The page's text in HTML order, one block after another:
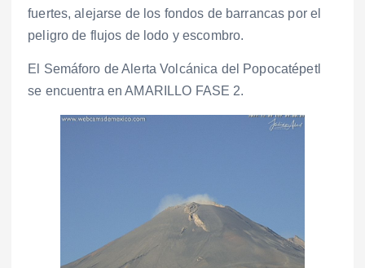
fuertes, alejarse de los fondos de barrancas por el
peligro de flujos de lodo y escombro.
El Semáforo de Alerta Volcánica del Popocatépetl
se encuentra en AMARILLO FASE 2.